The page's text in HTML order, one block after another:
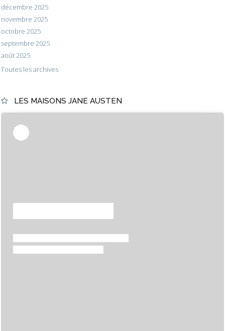
décembre 2025
novembre 2025
octobre 2025
septembre 2025
août 2025
Toutes les archives
LES MAISONS JANE AUSTEN